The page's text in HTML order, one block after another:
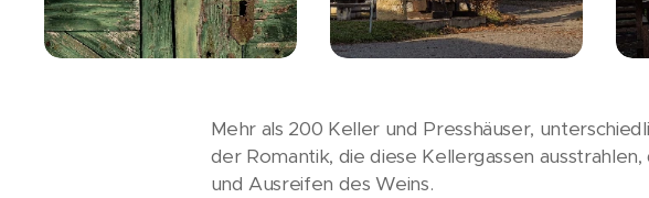
Mehr als 200 Keller und Presshäuser,
der Romantik, die diese Kellergassen
und Ausreifen des Weins.